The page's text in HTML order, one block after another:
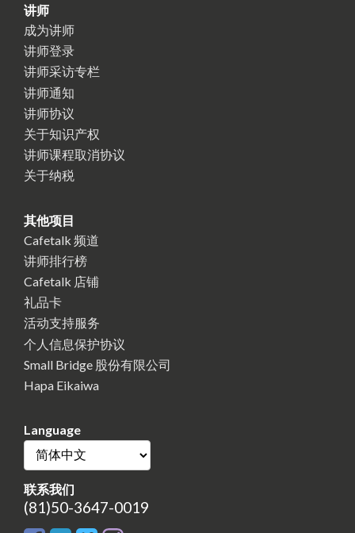
讲师
成为讲师
讲师登录
讲师采访专栏
讲师通知
讲师协议
关于知识产权
讲师课程取消协议
关于纳税
其他项目
Cafetalk 频道
讲师排行榜
Cafetalk 店铺
礼品卡
活动支持服务
个人信息保护协议
Small Bridge 股份有限公司
Hapa Eikaiwa
Language
联系我们
(81)50-3647-0019